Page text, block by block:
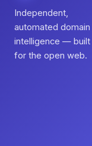
Independent,
automated domain
intelligence — built
for the open web.